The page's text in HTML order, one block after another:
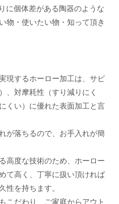
に個体差がある陶器のような
物・使いたい物・知って頂き
現するホーロー加工は、サビ
、対摩耗性（すり減りにく
くい）に優れた表面加工と言
が落ちるので、お手入れが簡
度な技術のため、ホーロー
て高く、丁寧に扱い頂ければ
性を持ちます。
こだわり、ご家庭からアウト